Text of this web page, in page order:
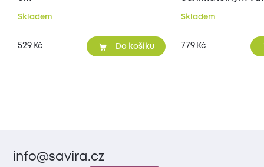
Skladem
529 Kč Do košíku
Skladem
779 Kč
info@savira.cz